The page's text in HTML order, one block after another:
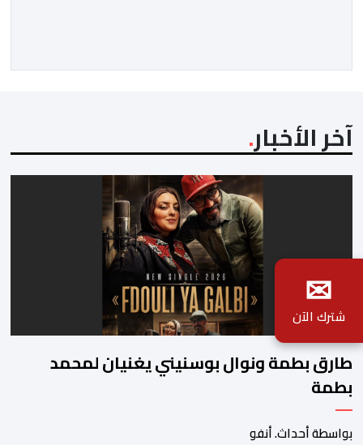
المسؤول الوحيد المباشر والمنتخب من قِبل 211 اتحادا […]
آخر الأخبار
طارق بطمة ونوال بوسنيني يغنيان لمحمد
بطمة
بواسطة أحداث. أنفو
✉
شترك الآن